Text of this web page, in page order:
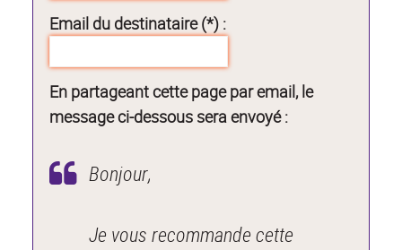
Email du destinataire (*) :
En partageant cette page par email, le
message ci-dessous sera envoyé :
Bonjour,
Je vous recommande cette